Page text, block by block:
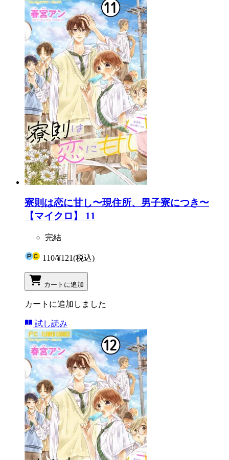
寮則は恋に甘し〜現住所、男子寮につき〜
【マイクロ】 11
完結
110/¥121(税込)
カートに追加
カートに追加しました
試し読み